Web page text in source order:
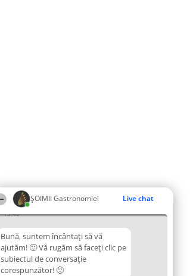
ȘOIMII Gastronomiei Live chat
15:46
Bună, suntem încântați să vă
ajutăm! 🙂 Vă rugăm să faceți clic pe
subiectul de conversație
corespunzător! 🙂